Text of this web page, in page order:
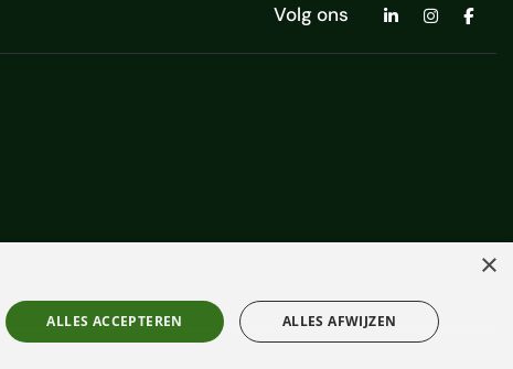
Volg ons
×
ALLES ACCEPTEREN ALLES AFWIJZEN